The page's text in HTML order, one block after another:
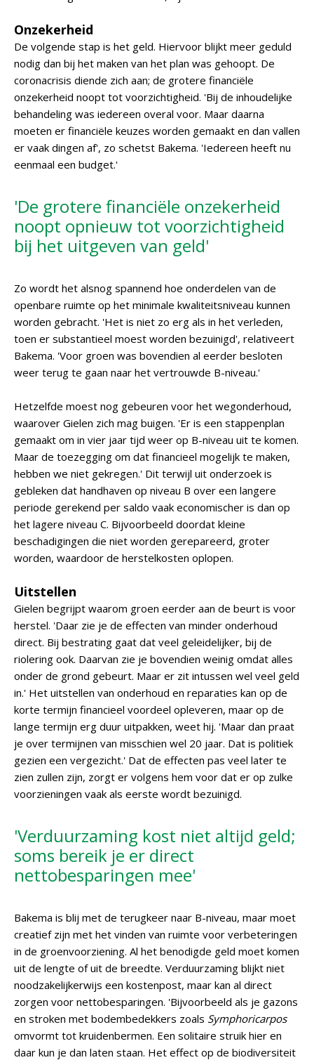
Onzekerheid
De volgende stap is het geld. Hiervoor blijkt meer geduld
nodig dan bij het maken van het plan was gehoopt. De
coronacrisis diende zich aan; de grotere financiële
onzekerheid noopt tot voorzichtigheid. 'Bij de inhoudelijke
behandeling was iedereen overal voor. Maar daarna
moeten er financiële keuzes worden gemaakt en dan vallen
er vaak dingen af', zo schetst Bakema. 'Iedereen heeft nu
eenmaal een budget.'
'De grotere financiële onzekerheid
noopt opnieuw tot voorzichtigheid
bij het uitgeven van geld'
Zo wordt het alsnog spannend hoe onderdelen van de
openbare ruimte op het minimale kwaliteitsniveau kunnen
worden gebracht. 'Het is niet zo erg als in het verleden,
toen er substantieel moest worden bezuinigd', relativeert
Bakema. 'Voor groen was bovendien al eerder besloten
weer terug te gaan naar het vertrouwde B-niveau.'
Hetzelfde moest nog gebeuren voor het wegonderhoud,
waarover Gielen zich mag buigen. 'Er is een stappenplan
gemaakt om in vier jaar tijd weer op B-niveau uit te komen.
Maar de toezegging om dat financieel mogelijk te maken,
hebben we niet gekregen.' Dit terwijl uit onderzoek is
gebleken dat handhaven op niveau B over een langere
periode gerekend per saldo vaak economischer is dan op
het lagere niveau C. Bijvoorbeeld doordat kleine
beschadigingen die niet worden gerepareerd, groter
worden, waardoor de herstelkosten oplopen.
Uitstellen
Gielen begrijpt waarom groen eerder aan de beurt is voor
herstel. 'Daar zie je de effecten van minder onderhoud
direct. Bij bestrating gaat dat veel geleidelijker, bij de
riolering ook. Daarvan zie je bovendien weinig omdat alles
onder de grond gebeurt. Maar er zit intussen wel veel geld
in.' Het uitstellen van onderhoud en reparaties kan op de
korte termijn financieel voordeel opleveren, maar op de
lange termijn erg duur uitpakken, weet hij. 'Maar dan praat
je over termijnen van misschien wel 20 jaar. Dat is politiek
gezien een vergezicht.' Dat de effecten pas veel later te
zien zullen zijn, zorgt er volgens hem voor dat er op zulke
voorzieningen vaak als eerste wordt bezuinigd.
'Verduurzaming kost niet altijd geld;
soms bereik je er direct
nettobesparingen mee'
Bakema is blij met de terugkeer naar B-niveau, maar moet
creatief zijn met het vinden van ruimte voor verbeteringen
in de groenvoorziening. Al het benodigde geld moet komen
uit de lengte of uit de breedte. Verduurzaming blijkt niet
noodzakelijkerwijs een kostenpost, maar kan al direct
zorgen voor nettobesparingen. 'Bijvoorbeeld als je gazons
en stroken met bodembedekkers zoals Symphoricarpos
omvormt tot kruidenbermen. Een solitaire struik hier en
daar kun je dan laten staan. Het effect op de biodiversiteit